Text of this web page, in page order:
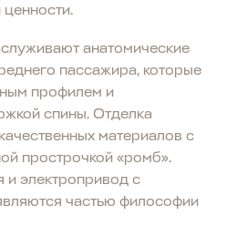
ценности.
анатомические
пассажира, которые
профилем и
спины. Отделка
материалов с
прострочкой «ромб».
и электропривод с
частью философии